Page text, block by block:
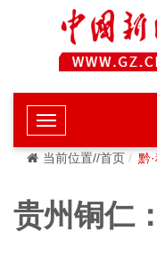
当前位置//首页 黔
贵州铜仁